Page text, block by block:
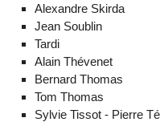
Alexandre Skirda
Jean Soublin
Tardi
Alain Thévenet
Bernard Thomas
Tom Thomas
Sylvie Tissot - Pierre